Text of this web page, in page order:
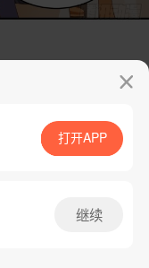
App免费看
打开APP
继续